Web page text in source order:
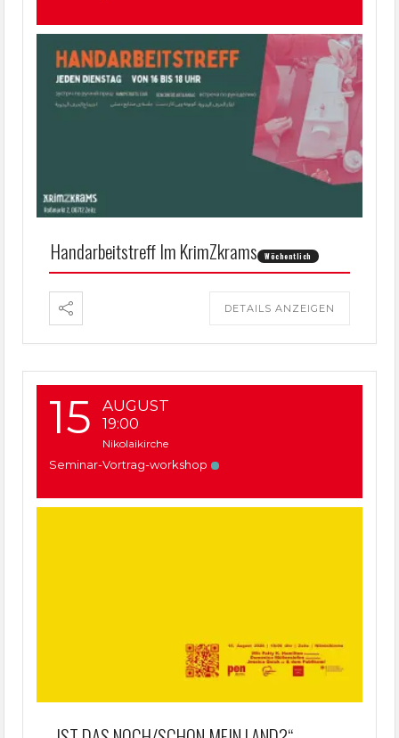
Handarbeitstreff Im KrimZkrams Wöchentlich
DETAILS ANZEIGEN
15 AUGUST
19:00
Nikolaikirche
Seminar-Vortrag-workshop